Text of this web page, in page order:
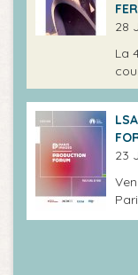
28
La
23